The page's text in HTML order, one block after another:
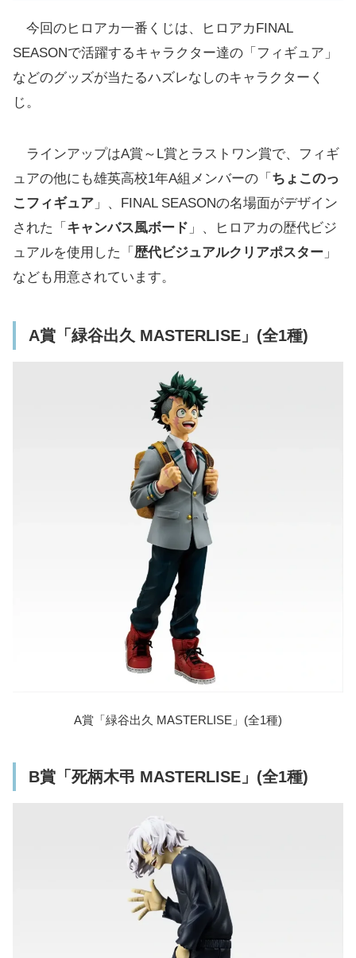
D賞「ステイン MASTERLISE」(全1種)
E賞「峰田実 MASTERLISE」(全1種)
ア②」(全10種/ランダム)
I賞「歴代ビジュアルクリアポスター」(全8種)
J賞「ステーショナリーコレクション」(全7種)
ラストワン賞は「アーマード・オールマイト
ャンペーンも実施
でも手を差し伸べ続ける物語 -」ラインアッ
ファミマ、ミニストップほか取り扱い店舗
今回のヒロアカ一番くじは、ヒロアカFINAL
SEASONで活躍するキャラクター達の「フィギュア」
などのグッズが当たるハズレなしのキャラクターく
じ。
ラインアップはA賞～L賞とラストワン賞で、フィギ
ュアの他にも雄英高校1年A組メンバーの「 ちょこのっ
こフィギュア 」、FINAL SEASONの名場面がデザイン
された「 キャンバス風ボード 」、ヒロアカの歴代ビジ
ュアルを使用した「 歴代ビジュアルクリアポスター 」
なども用意されています。
A賞「緑谷出久 MASTERLISE」(全1種)
A賞「緑谷出久 MASTERLISE」(全1種)
B賞「死柄木弔 MASTERLISE」(全1種)